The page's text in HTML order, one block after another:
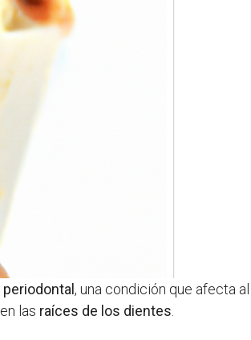
, una condición que afecta
las raíces de los dientes